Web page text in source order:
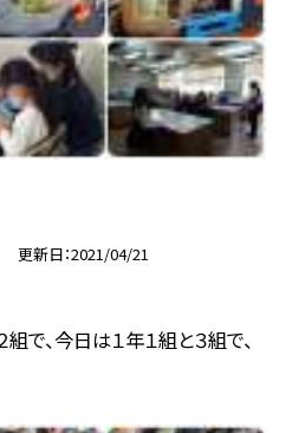
更新日 2021/04/21
で、今日は１年１組と３組で、